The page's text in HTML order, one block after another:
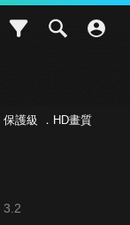
保護級 ．HD畫質
3.2